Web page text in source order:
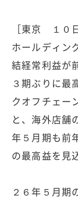
［東京 １０
ホールディン
結経常利益が
３期ぶりに最
クオフチェー
と、海外店舗
年５月期も前
の最高益を見
２６年５月期